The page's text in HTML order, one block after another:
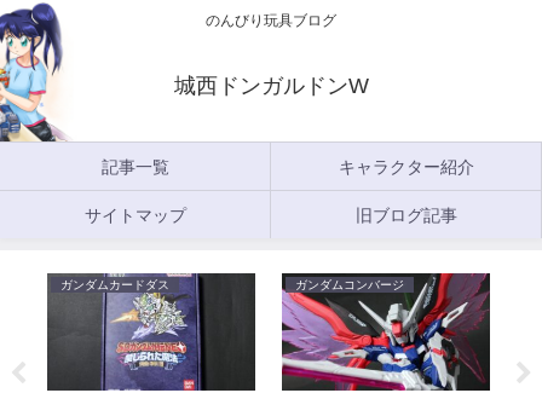
のんびり玩具ブログ
城西ドンガルドンW
記事一覧 キャラクター紹介
サイトマップ 旧ブログ記事
ガンダムカードダス ガンダムコンバージ